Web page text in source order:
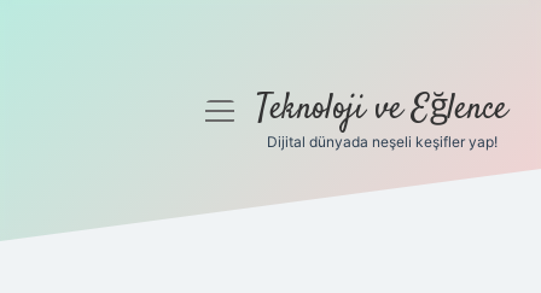
Gizlilik Politikası
menüyüTeknoloji ve Eğlence
Dijital dünyada neşeli keşifler yap!